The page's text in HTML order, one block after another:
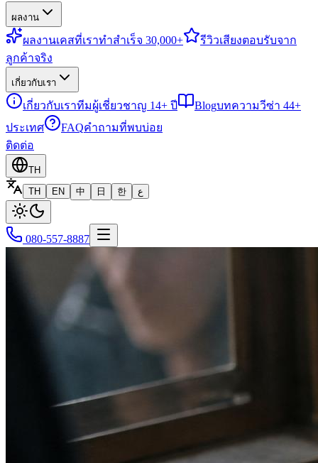
ผลงาน
ผลงานเคสที่เราทำสำเร็จ 30,000+ รีวิวเสียงตอบรับจาก
ลูกค้าจริง
เกี่ยวกับเรา
เกี่ยวกับเราทีมผู้เชี่ยวชาญ 14+ ปี Blogบทความวีซ่า 44+
ประเทศ
FAQคำถามที่พบบ่อย
ติดต่อ
TH
TH
EN 中 日 한 ع
080-557-8887